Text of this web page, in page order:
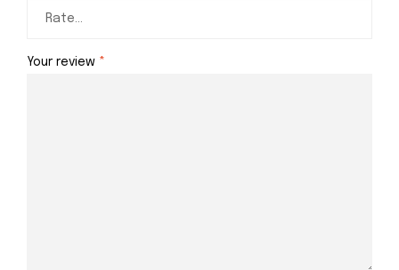
Your review *